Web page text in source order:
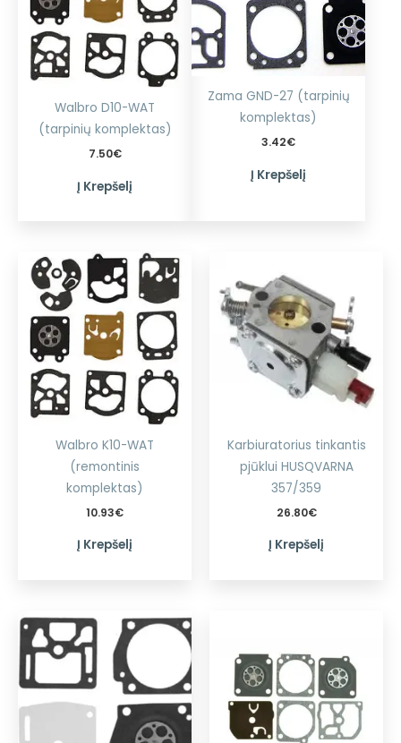
Walbro D10-WAT
(tarpinių komplektas)
7.50€
Į Krepšelį
Zama GND-27 (tarpinių
komplektas)
3.42€
Į Krepšelį
Walbro K10-WAT
(remontinis
komplektas)
10.93€
Į Krepšelį
Karbiuratorius tinkantis
pjūklui HUSQVARNA
357/359
26.80€
Į Krepšelį